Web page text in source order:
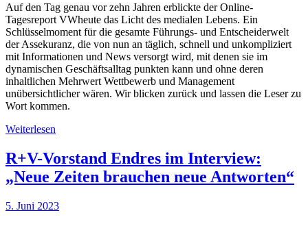
Auf den Tag genau vor zehn Jahren erblickte der Online-
Tagesreport VWheute das Licht des medialen Lebens. Ein
Schlüsselmoment für die gesamte Führungs- und Entscheiderwelt
der Assekuranz, die von nun an täglich, schnell und unkompliziert
mit Informationen und News versorgt wird, mit denen sie im
dynamischen Geschäftsalltag punkten kann und ohne deren
inhaltlichen Mehrwert Wettbewerb und Management
unübersichtlicher wären. Wir blicken zurück und lassen die Leser zu
Wort kommen.
Weiterlesen
R+V-Vorstand Endres im Interview:
„Neue Zeiten brauchen neue Antworten“
5. Juni 2023